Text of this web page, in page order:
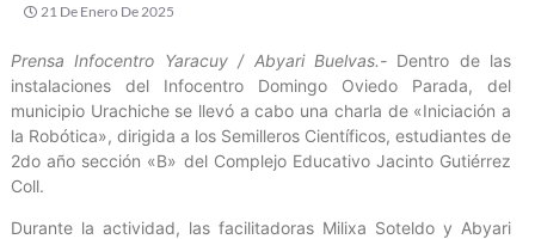
21 De Enero De 2025
Prensa Infocentro Yaracuy / Abyari Buelvas.-Dentro de las
instalaciones del Infocentro Domingo Oviedo Parada, del
municipio Urachiche se llevó a cabo una charla de «Iniciación a
la Robótica», dirigida a los Semilleros Científicos, estudiantes de
2do año sección «B» del Complejo Educativo Jacinto Gutiérrez
Coll.
Durante la actividad, las facilitadoras Milixa Soteldo y Abyari